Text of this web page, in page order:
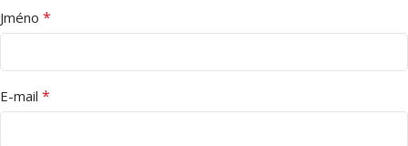
Jméno *
E-mail *